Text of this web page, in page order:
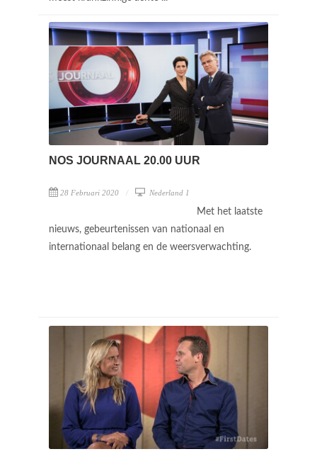
NOS JOURNAAL 20.00 UUR
28 Februari 2020 Nederland 1
Met het laatste
nieuws, gebeurtenissen van nationaal en
internationaal belang en de weersverwachting.